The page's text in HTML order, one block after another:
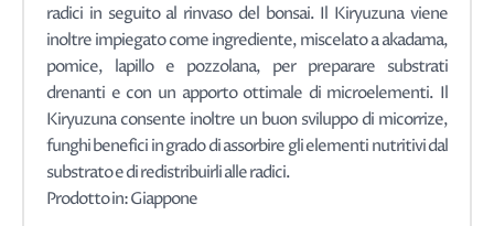
radici in seguito al rinvaso del bonsai. Il Kiryuzuna viene
inoltre impiegato come ingrediente, miscelato a akadama,
pomice, lapillo e pozzolana, per preparare substrati
drenanti e con un apporto ottimale di microelementi. Il
Kiryuzuna consente inoltre un buon sviluppo di micorrize,
funghi benefici in grado di assorbire gli elementi nutritivi dal
substrato e di redistribuirli alle radici.
Prodotto in: Giappone